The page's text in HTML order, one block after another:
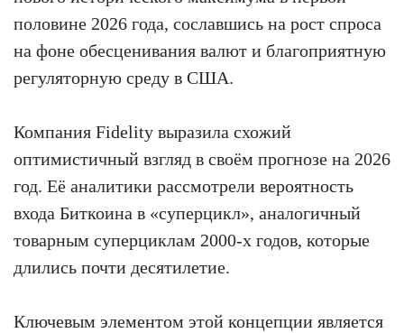
половине 2026 года, сославшись на рост спроса
на фоне обесценивания валют и благоприятную
регуляторную среду в США.
Компания Fidelity выразила схожий
оптимистичный взгляд в своём прогнозе на 2026
год. Её аналитики рассмотрели вероятность
входа Биткоина в «суперцикл», аналогичный
товарным суперциклам 2000-х годов, которые
длились почти десятилетие.
Ключевым элементом этой концепции является